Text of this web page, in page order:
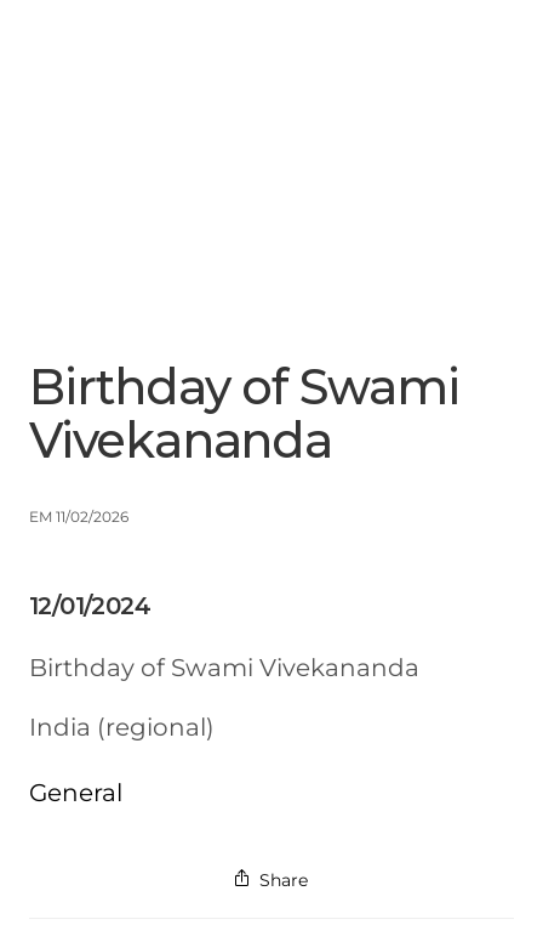
Birthday of Swami
Vivekananda
EM 11/02/2026
12/01/2024
Birthday of Swami Vivekananda
India (regional)
General
Share